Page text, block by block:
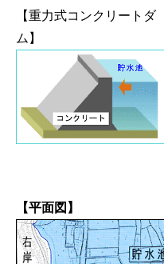
【重力式コンクリートダ
ム】
【平面図】